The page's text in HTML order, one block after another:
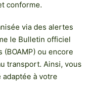
conforme.
via des alertes
le Bulletin officiel
ou encore
transport. Ainsi, vous
à votre